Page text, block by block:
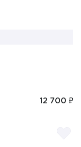
12 700 ₽